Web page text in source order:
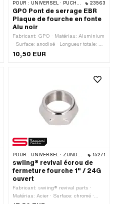
POUR : UNIVERSEL · PUCH · SACHS · PONY / CILO (BÊTA 521 & 512) · PIAGGIO 23563
GPO Pont de serrage EBR
Plaque de fourche en fonte
Alu noir
Fabricant: GPO · Matériau: Aluminium
· Surface: anodisé · Longueur totale: 47
mm · Couleur: noir · Diamètre de
10,50 EUR
POUR : UNIVERSEL · ZÜNDAPP BELMONDO 15271
swiing® revival écrou de
fermeture fourche 1" / 24G
ouvert
Fabricant: swiing® revival parts ·
Matériau: Acier · Surface: chromé ·